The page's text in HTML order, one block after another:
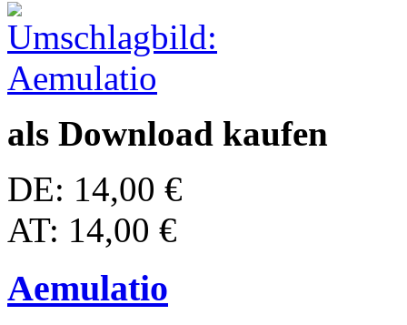
als Download kaufen
DE: 14,00 €
AT: 14,00 €
Aemulatio